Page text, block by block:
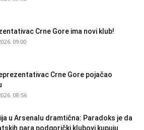
Crne Gore ima novi klub!
09:00
Crne Gore pojačao
08:56
u Arsenalu dramtična: Paradoks je da
para podgorički klubovi kupuju